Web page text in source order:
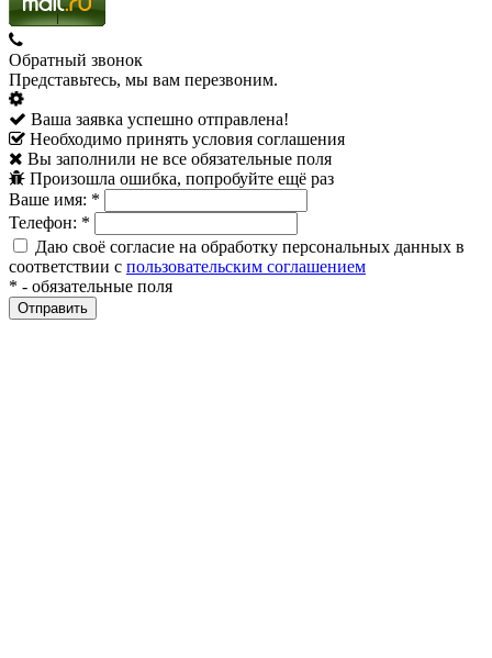
Обратный звонок
Представьтесь, мы вам перезвоним.
Ваша заявка успешно отправлена!
Необходимо принять условия соглашения
Вы заполнили не все обязательные поля
Произошла ошибка, попробуйте ещё раз
Ваше имя: *
Телефон: *
Даю своё согласие на обработку персональных данных в
соответствии с пользовательским соглашением
* - обязательные поля